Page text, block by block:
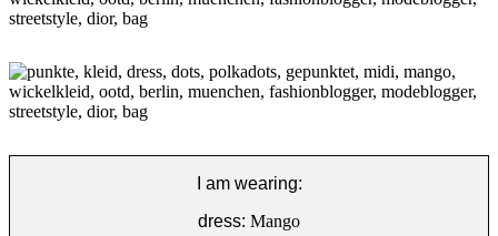
I am wearing:
dress: Mango